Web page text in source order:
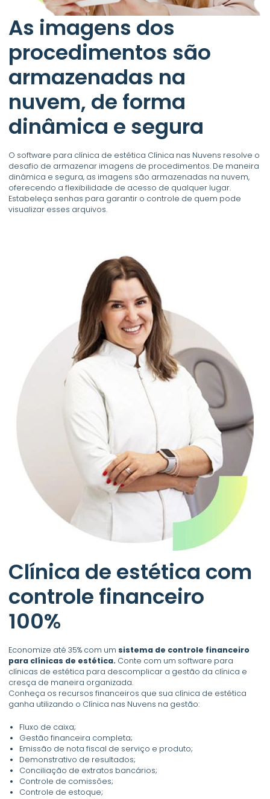
As imagens dos
procedimentos são
armazenadas na
nuvem, de forma
dinâmica e segura
O software para clínica de estética Clínica nas Nuvens resolve o
desafio de armazenar imagens de procedimentos. De maneira
dinâmica e segura, as imagens são armazenadas na nuvem,
oferecendo a flexibilidade de acesso de qualquer lugar.
Estabeleça senhas para garantir o controle de quem pode
visualizar esses arquivos.
Clínica de estética com
controle financeiro
100%
Economize até 35% com um sistema de controle financeiro
para clínicas de estética. Conte com um software para
clínicas de estética para descomplicar a gestão da clínica e
cresça de maneira organizada.
Conheça os recursos financeiros que sua clínica de estética
ganha utilizando o Clínica nas Nuvens na gestão:
Fluxo de caixa;
Gestão financeira completa;
Emissão de nota fiscal de serviço e produto;
Demonstrativo de resultados;
Conciliação de extratos bancários;
Controle de comissões;
Controle de estoque;